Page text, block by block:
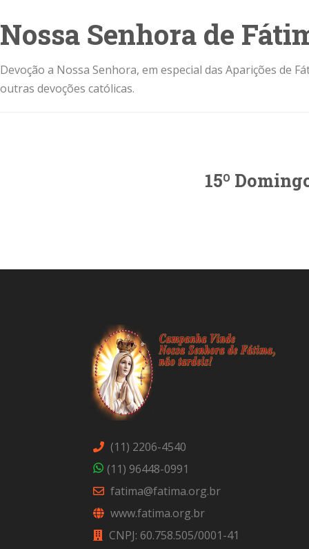
Nossa Senhora de
Devoção a Nossa Senhora, em especial das Aparições de
outras devoções católicas.
15º
(11) 2206-4540
(11) 96448-0991
fatima@fatima.org.br
www.fatima.org.br
CNPJ: 60.758.505/0001-41